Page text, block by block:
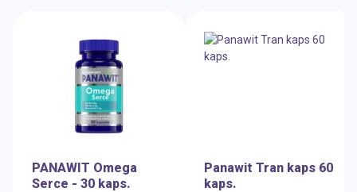
PANAWIT Omega
Serce - 30 kaps.
Panawit Tran kaps 60
kaps.